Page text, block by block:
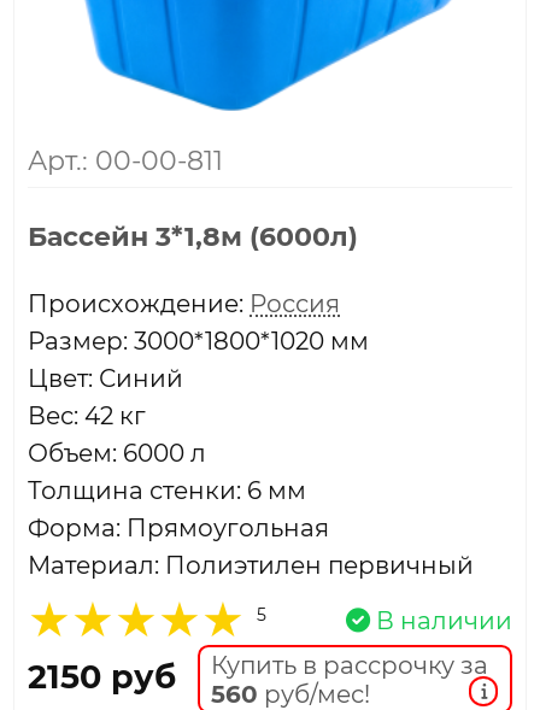
Арт.: 00-00-811
Бассейн 3*1,8м (6000л)
Проиcхождение: Россия
Размер: 3000*1800*1020 мм
Цвет: Синий
Вес: 42 кг
Объем: 6000 л
Толщина стенки: 6 мм
Форма: Прямоугольная
Материал: Полиэтилен первичный
5 В наличии
2150 руб
Купить в рассрочку за
560 руб/мес!